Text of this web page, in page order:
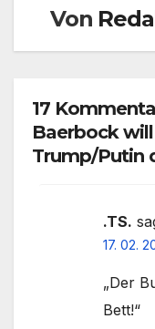
Von
17
Baerbock
Trump/Putin
.TS.
17. 02.
„Der
Bett!“